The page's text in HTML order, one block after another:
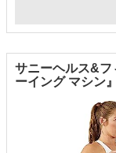
サニーヘルス&フ
ーイング マシン』